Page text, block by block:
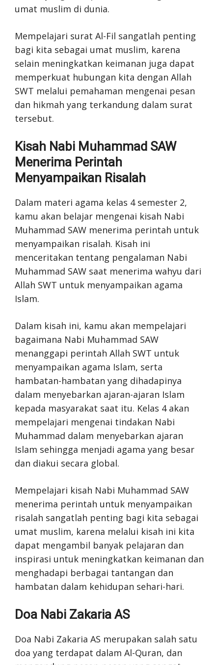
umat muslim di dunia.
Mempelajari surat Al-Fil sangatlah penting
bagi kita sebagai umat muslim, karena
selain meningkatkan keimanan juga dapat
memperkuat hubungan kita dengan Allah
SWT melalui pemahaman mengenai pesan
dan hikmah yang terkandung dalam surat
tersebut.
Kisah Nabi Muhammad SAW
Menerima Perintah
Menyampaikan Risalah
Dalam materi agama kelas 4 semester 2,
kamu akan belajar mengenai kisah Nabi
Muhammad SAW menerima perintah untuk
menyampaikan risalah. Kisah ini
menceritakan tentang pengalaman Nabi
Muhammad SAW saat menerima wahyu dari
Allah SWT untuk menyampaikan agama
Islam.
Dalam kisah ini, kamu akan mempelajari
bagaimana Nabi Muhammad SAW
menanggapi perintah Allah SWT untuk
menyampaikan agama Islam, serta
hambatan-hambatan yang dihadapinya
dalam menyebarkan ajaran-ajaran Islam
kepada masyarakat saat itu. Kelas 4 akan
mempelajari mengenai tindakan Nabi
Muhammad dalam menyebarkan ajaran
Islam sehingga menjadi agama yang besar
dan diakui secara global.
Mempelajari kisah Nabi Muhammad SAW
menerima perintah untuk menyampaikan
risalah sangatlah penting bagi kita sebagai
umat muslim, karena melalui kisah ini kita
dapat mengambil banyak pelajaran dan
inspirasi untuk meningkatkan keimanan dan
menghadapi berbagai tantangan dan
hambatan dalam kehidupan sehari-hari.
Doa Nabi Zakaria AS
Doa Nabi Zakaria AS merupakan salah satu
doa yang terdapat dalam Al-Quran, dan